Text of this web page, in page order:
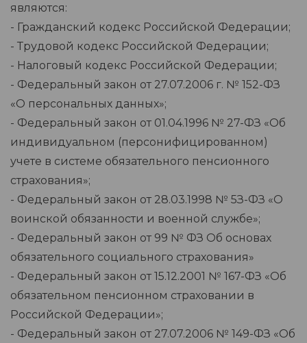
являются:
- Гражданский кодекс Российской Федерации;
- Трудовой кодекс Российской Федерации;
- Налоговый кодекс Российской Федерации;
- Федеральный закон от 27.07.2006 г. № 152-ФЗ
«О персональных данных»;
- Федеральный закон от 01.04.1996 № 27-ФЗ «Об
индивидуальном (персонифицированном)
учете в системе обязательного пенсионного
страхования»;
- Федеральный закон от 28.03.1998 № 5З-ФЗ «О
воинской обязанности и военной службе»;
- Федеральный закон от 99 № ФЗ Об основах
обязательного социального страхования»
- Федеральный закон от 15.12.2001 № 167-ФЗ «Об
обязательном пенсионном страховании в
Российской Федерации»;
- Федеральный закон от 27.07.2006 № 149-ФЗ «Об